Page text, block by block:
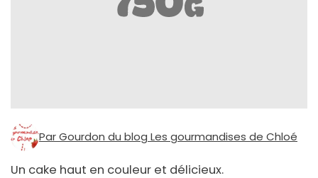
Par Gourdon du blog Les gourmandises de Chloé
Un cake haut en couleur et délicieux.